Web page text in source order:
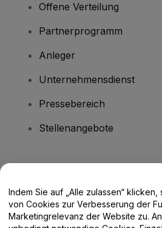
Offene Verteilung
Partnerprogramm
Anleger
Unternehmensdienst
Pressebereich
Stellenangebote
Hilfe-Center / Kontakt
Indem Sie auf „Alle zulassen“
von Cookies zur Verbesserung der
Marketingrelevanz der Website zu. Ansonsten verwenden wir nur